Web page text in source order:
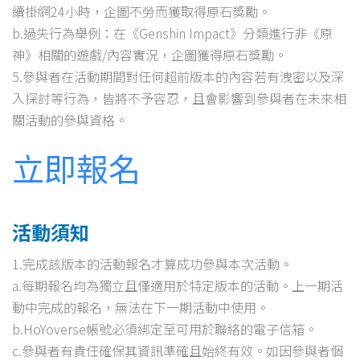
續掛網24小時，企圖不勞而獲取得原石獎勵。
b.過失行為舉例：在《Genshin Impact》分類進行非《原
神》相關的遊戲/內容實況，企圖獲得原石獎勵。
5.參與者在活動期間對任何超前版本的內容若有洩密以及深
入探討等行為，皆將不予容忍，且會影響到參與者在未來相
關活動的參與資格。
立即報名
活動須知
1.完成該版本的活動報名才算成功參與本次活動。
a.每期報名均為獨立且僅適用於特定版本的活動。上一期活
動中完成的報名，無法在下一期活動中使用。
b.HoYoverse帳號必須綁定至可用於聯絡的電子信箱。
c.參與者有責任確保其資訊準確且始終有效。如因參與者個